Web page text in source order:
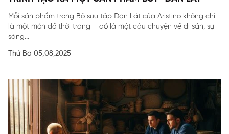
Mỗi sản phẩm trong Bộ sưu tập Đan Lát của Aristino không chỉ
là một món đồ thời trang – đó là một câu chuyện về di sản, sự
sáng...
Thứ Ba 05,08,2025